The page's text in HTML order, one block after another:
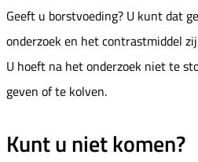
Geeft u borstvoeding? U kunt dat
onderzoek en het contrastmiddel
U hoeft na het onderzoek niet te
geven of te kolven.
Kunt u niet komen?